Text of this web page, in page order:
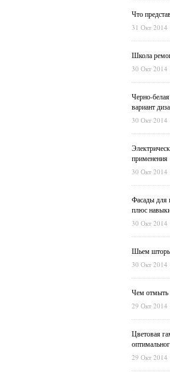
Что
31 Окт 2014
Школа
30 Окт 2014
Черно-
вариант
30 Окт 2014
применения
30 Окт 2014
Фасады для
плюс
30 Окт 2014
Шьем шторы
30 Окт 2014
Чем отмыть
29 Окт 2014
Цветовая
29 Окт 2014